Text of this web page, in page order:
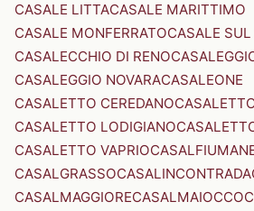
CASALE LITTACASALE MARITTIMO
CASALE MONFERRATOCASALE SUL
CASALECCHIO DI RENO
CASALEGGIO NOVARACASALEONE
CASALETTO CEREDANO
CASALETTO LODIGIANO
CASALETTO VAPRIO
CASALGRASSOCASALINCONTRADA
CASALMAGGIORECASALMAIOCCO